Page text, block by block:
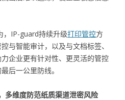
，IP-guard持续升级打印管控方
与智能审计，以及与文档标签、
企业更有针对性、更灵活的管控
后一公里防线。
维度防范纸质渠道泄密风险